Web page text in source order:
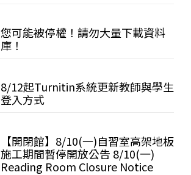
您可能被停權！請勿大量下載資料
庫！
8/12起Turnitin系統更新教師與學生
登入方式
【開閉館】8/10(一)自習室高架地板
施工期間暫停開放公告 8/10(一)
Reading Room Closure Notice